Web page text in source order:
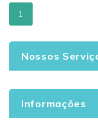
1
Nossos
Informações